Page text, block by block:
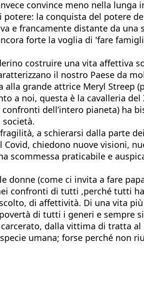
convince meno nella lunga
la conquista del potere
e francamente distante da una
forte la voglia di 'fare
costruire una vita affettiva
il nostro Paese da
alla grande attrice Meryl
a noi, questa è la cavalleria
dell’intero pianeta) ha
a schierarsi dalla parte
chiedono nuove visioni,
scommessa praticabile e
(come ci invita a fare
confronti di tutti ,perché tutti
di affettività. Di una vita
di tutti i generi e sempre
dalla vittima di tratta
umana; forse perché non